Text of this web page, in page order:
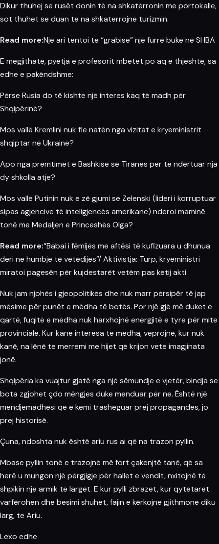
Dikur thuhej se rusët donin të na shkatërronin me portokalle,
sot thuhet se duan të na shkatërrojnë turizmin.
Read more:Një ari tentoi të “grabisë” një furrë buke në SHBA
E megjithatë, pyetja e profesorit mbetet po aq e thjeshtë, sa
edhe e pakëndshme:
Përse Rusia do të kishte një interes kaq të madh për
Shqipërinë?
Mos vallë Kremlini nuk fle natën nga vizitat e kryeministrit
shqiptar në Ukrainë?
Apo nga premtimet e Bashkisë së Tiranës për të ndërtuar nja
dy shkolla atje?
Mos vallë Putinin nuk e zë gjumi se Zelenski (lideri i korruptuar
sipas agjencive të inteligjencës amerikane) nderoi maminë
tonë me Medaljen e Princeshës Olga?
Read more:“Babai i fëmijës me aftësi të kufizuara u dhunua
deri në humbje të vetëdijes”/ Aktivistja: Turp, kryeministri
miratoi pagesën për kujdestarët vetëm pas këtij akti
Nuk jam njohës i gjeopolitikës dhe nuk marr përsipër të jap
mësime për punët e mëdha të botës. Por një gjë më duket e
qartë, fuqitë e mëdha nuk harxhojnë energjitë e tyre për mite
provinciale. Kur kanë interesa të mëdha, veprojnë, kur nuk
kanë, na lënë të merremi me hijet që krijon vetë imagjinata
jonë.
Shqipëria ka vuajtur gjatë nga një sëmundje e vjetër, bindja se
bota zgjohet çdo mëngjes duke menduar për ne. Është një
mendjemadhësi që e kemi trashëguar prej propagandës, jo
prej historisë.
Çuna, ndoshta nuk është ariu rus ai që na trazon pyllin.
Mbase pyllin tonë e trazojnë më fort çakenjtë tanë, që sa
herë u mungon një përgjigje për hallet e vendit, nxitojnë të
shpikin një armik të largët. E kur pylli zbrazet, kur qytetarët
varfërohen dhe besimi shuhet, fajin e kërkojnë gjithmonë diku
larg, te Ariu.
Lexo edhe